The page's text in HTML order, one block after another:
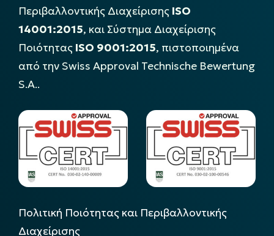
Περιβαλλοντικής Διαχείρισης ISO
14001:2015, και Σύστημα Διαχείρισης
Ποιότητας ISO 9001:2015, πιστοποιημένα
από την Swiss Approval Technische Bewertung
S.A..
Πολιτική Ποιότητας και Περιβαλλοντικής
Διαχείρισης